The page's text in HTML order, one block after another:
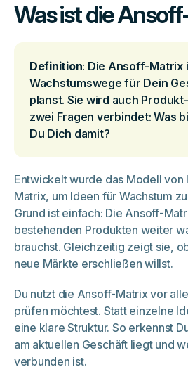
Was ist die
Definition: Die Ansoff-Matrix
Wachstumswege für Dein
planst. Sie wird auch
zwei Fragen verbindet: Was
Du Dich damit?
Entwickelt wurde das Modell von
Matrix, um Ideen für Wachstum
Grund ist einfach: Die Ansoff-
bestehenden Produkten weiter
brauchst. Gleichzeitig zeigt sie,
neue Märkte erschließen willst.
Du nutzt die Ansoff-Matrix vor
prüfen möchtest. Statt einzelne
eine klare Struktur. So erkennst
am aktuellen Geschäft liegt und
verbunden ist.